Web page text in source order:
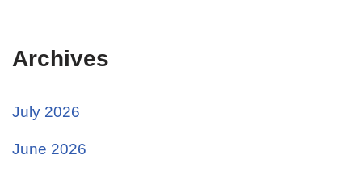
Archives
July 2026
June 2026